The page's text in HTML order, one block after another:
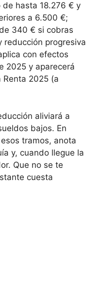
hasta 18.276 € y
a 6.500 €;
340 € si cobras
reducción progresiva
con efectos
2025 y aparecerá
2025 (a
aliviará a
bajos. En
tramos, anota
y, cuando llegue la
Que no se te
cuesta